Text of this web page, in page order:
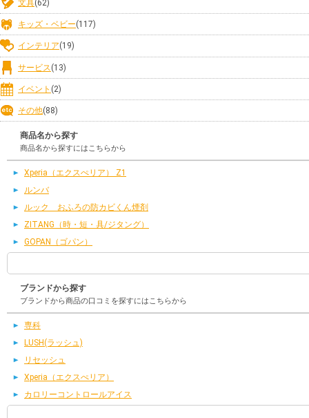
文具(62)
キッズ・ベビー(117)
インテリア(19)
サービス (13)
イベント (2)
その他(88)
商品名から探す
商品名から探すにはこちらから
Xperia（エクスぺリア） Z1
ルンバ
ルック おふろの防カビくん煙剤
ZITANG（時・短・具/ジタング）
GOPAN（ゴパン）
ブランドから探す
ブランドから商品の口コミを探すにはこちらから
専科
LUSH(ラッシュ)
リセッシュ
Xperia（エクスぺリア）
カロリーコントロールアイス